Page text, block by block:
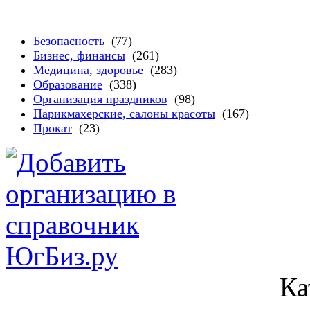
Безопасность (77)
Бизнес, финансы (261)
Медицина, здоровье (283)
Образование (338)
Организация праздников (98)
Парикмахерские, салоны красоты (167)
Прокат (23)